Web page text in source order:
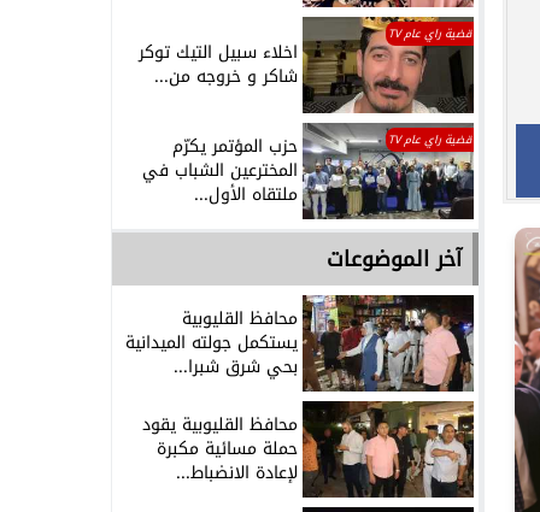
قضية راي عام TV
اخلاء سبيل التيك توكر
شاكر و خروجه من...
قضية راي عام TV حزب المؤتمر يكرّم
المخترعين الشباب في
ملتقاه الأول...
آخر الموضوعات
محافظ القليوبية
يستكمل جولته الميدانية
بحي شرق شبرا...
محافظ القليوبية يقود
حملة مسائية مكبرة
لإعادة الانضباط...